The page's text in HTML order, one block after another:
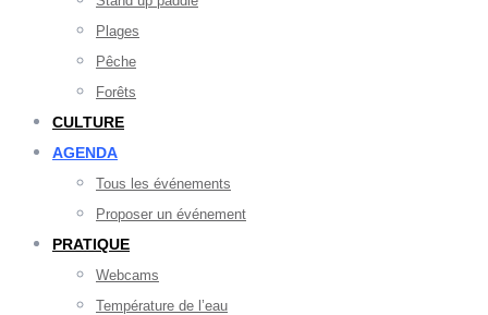
Plages
Pêche
Forêts
CULTURE
AGENDA
Tous les événements
Proposer un événement
PRATIQUE
Webcams
Température de l’eau